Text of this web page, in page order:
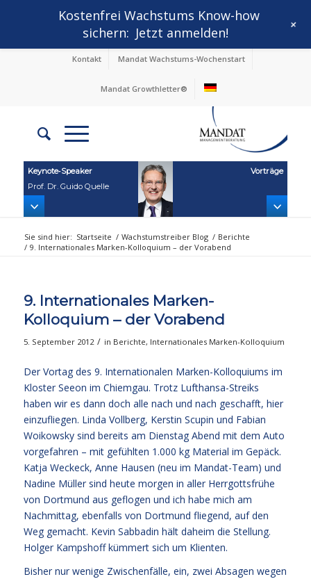
Kontakt Mandat Wachstums-Wochenstart
Mandat Growthletter®
Keynote‑Speaker
Prof. Dr. Guido Quelle
Vorträge
Sie sind hier: Startseite / Wachstumstreiber Blog / Berichte
/ 9. Internationales Marken-Kolloquium – der Vorabend
9. Internationales Marken-
Kolloquium – der Vorabend
5. September 2012 / in Berichte, Internationales Marken-Kolloquium
Der Vortag des 9. Internationalen Marken-Kolloquiums im
Kloster Seeon im Chiemgau. Trotz Lufthansa-Streiks
haben wir es dann doch alle nach und nach geschafft, hier
einzufliegen. Linda Vollberg, Kerstin Scupin und Fabian
Woikowsky sind bereits am Dienstag Abend mit dem Auto
vorgefahren – mit gefühlten 1.000 kg Material im Gepäck.
Katja Weckeck, Anne Hausen (neu im Mandat-Team) und
Nadine Müller sind heute morgen in aller Herrgottsfrühe
von Dortmund aus geflogen und ich habe mich am
Nachmittag, ebenfalls von Dortmund fliegend, auf den
Weg gemacht. Kevin Sabbadin hält daheim die Stellung.
Holger Kampshoff kümmert sich um Klienten.
Bisher nur wenige Zwischenfälle, ein, zwei Absagen wegen
Kostenfrei Wachstums Know-how
sichern: Jetzt anmelden! +